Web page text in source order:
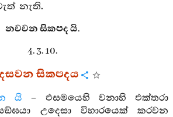
නැති.
නවවන සිකපද යි.
4. 3. 10.
සිකපදය
යි – එසමයෙහි වනාහි එක්තරා
උදෙසා විහාරයෙක් කරවන